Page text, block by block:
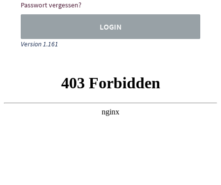
Passwort vergessen?
LOGIN
Version 1.161